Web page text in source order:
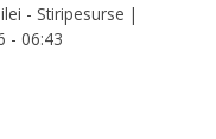
- Stiripesurse |
- 06:43